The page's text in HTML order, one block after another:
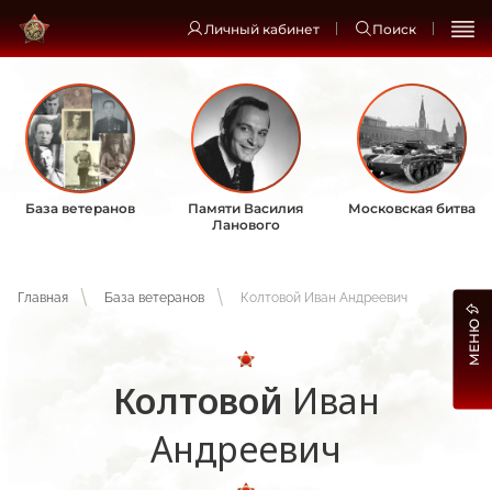
Личный кабинет Поиск
База ветеранов
Памяти Василия
Ланового
Московская битва
Главная База ветеранов Колтовой Иван Андреевич
Колтовой Иван
Андреевич
МЕНЮ